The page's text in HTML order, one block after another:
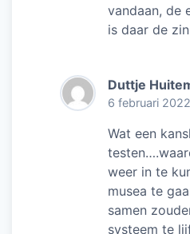
vandaan, de
is daar de
Duttje
6 februari
Wat een
weer in te
musea te
samen
systeem te